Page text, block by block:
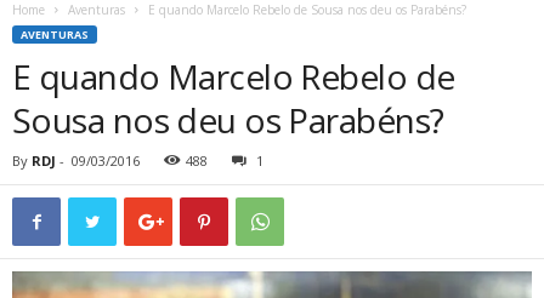
Home Aventuras E quando Marcelo Rebelo de Sousa nos deu os Parabéns?
AVENTURAS
E quando Marcelo Rebelo de
Sousa nos deu os Parabéns?
By RDJ - 09/03/2016 488 1